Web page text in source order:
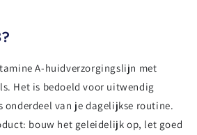
A-huidverzorgingslijn met
Het is bedoeld voor uitwendig
onderdeel van je dagelijkse routine.
bouw het geleidelijk op, let goed